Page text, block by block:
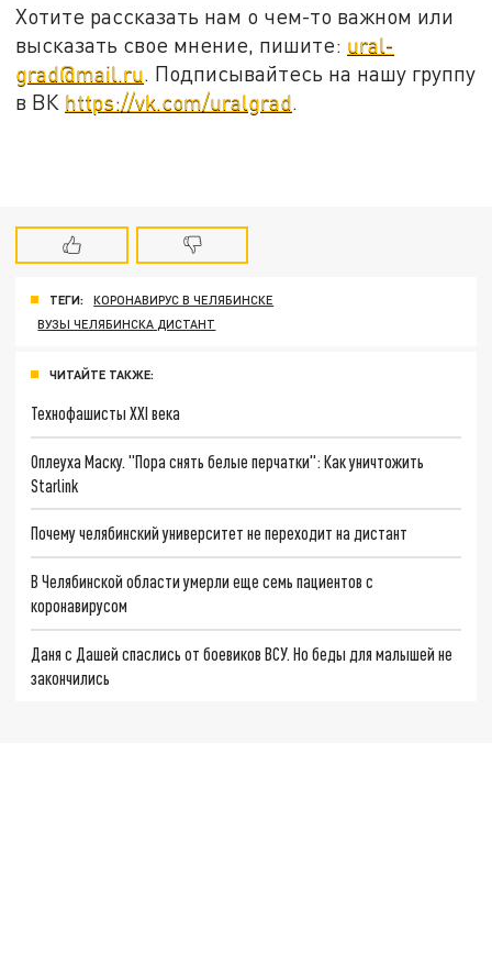
Хотите рассказать нам о чем-то важном или
высказать свое мнение, пишите: ural-
grad@mail.ru. Подписывайтесь на нашу группу
в ВК https://vk.com/uralgrad.
ТЕГИ:
КОРОНАВИРУС В ЧЕЛЯБИНСКЕ
ВУЗЫ ЧЕЛЯБИНСКА ДИСТАНТ
ЧИТАЙТЕ ТАКЖЕ:
Технофашисты XXI века
Оплеуха Маску. "Пора снять белые перчатки": Как уничтожить
Starlink
Почему челябинский университет не переходит на дистант
В Челябинской области умерли еще семь пациентов с
коронавирусом
Даня с Дашей спаслись от боевиков ВСУ. Но беды для малышей не
закончились